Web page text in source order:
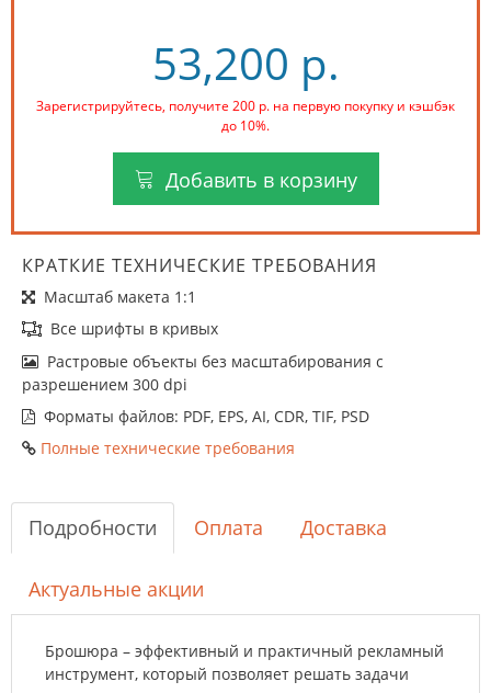
53,200 р.
Зарегистрируйтесь, получите 200 р. на первую покупку и кэшбэк
до 10%.
Добавить в корзину
КРАТКИЕ ТЕХНИЧЕСКИЕ ТРЕБОВАНИЯ
Масштаб макета 1:1
Все шрифты в кривых
Растровые объекты без масштабирования с
разрешением 300 dpi
Форматы файлов: PDF, EPS, AI, CDR, TIF, PSD
Полные технические требования
Подробности Оплата Доставка
Актуальные акции
Брошюра – эффективный и практичный рекламный
инструмент, который позволяет решать задачи